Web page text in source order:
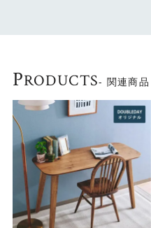
コンソールテーブルは、
85cm、コンソールテーブル
PRODUCTS- 関連商